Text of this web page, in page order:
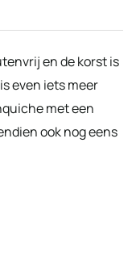
en de korst is
even iets meer
met een
ook nog eens